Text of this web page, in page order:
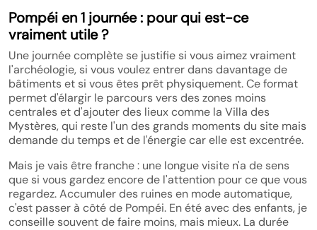
Pompéi en 1 journée : pour qui est-ce
vraiment utile ?
Une journée complète se justifie si vous aimez vraiment
l'archéologie, si vous voulez entrer dans davantage de
bâtiments et si vous êtes prêt physiquement. Ce format
permet d'élargir le parcours vers des zones moins
centrales et d'ajouter des lieux comme la Villa des
Mystères, qui reste l'un des grands moments du site mais
demande du temps et de l'énergie car elle est excentrée.
Mais je vais être franche : une longue visite n'a de sens
que si vous gardez encore de l'attention pour ce que vous
regardez. Accumuler des ruines en mode automatique,
c'est passer à côté de Pompéi. En été avec des enfants, je
conseille souvent de faire moins, mais mieux. La durée